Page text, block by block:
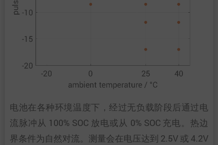
电池在各种环境温度下，经过无负载阶段后通过电
流脉冲从 100% SOC 放电或从 0% SOC 充电。热边
界条件为自然对流。测量会在电压达到 2.5V 或 4.2V